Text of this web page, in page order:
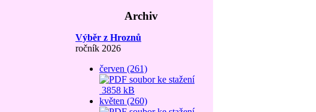
Archiv
Výběr z Hroznů
ročník 2026
červen (261)
3858 kB
květen (260)